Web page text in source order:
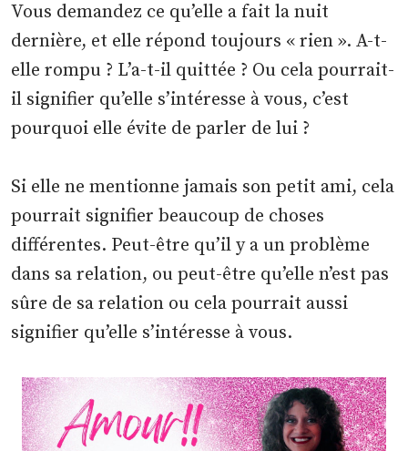
Vous demandez ce qu’elle a fait la nuit
dernière, et elle répond toujours « rien ». A-t-
elle rompu ? L’a-t-il quittée ? Ou cela pourrait-
il signifier qu’elle s’intéresse à vous, c’est
pourquoi elle évite de parler de lui ?
Si elle ne mentionne jamais son petit ami, cela
pourrait signifier beaucoup de choses
différentes. Peut-être qu’il y a un problème
dans sa relation, ou peut-être qu’elle n’est pas
sûre de sa relation ou cela pourrait aussi
signifier qu’elle s’intéresse à vous.